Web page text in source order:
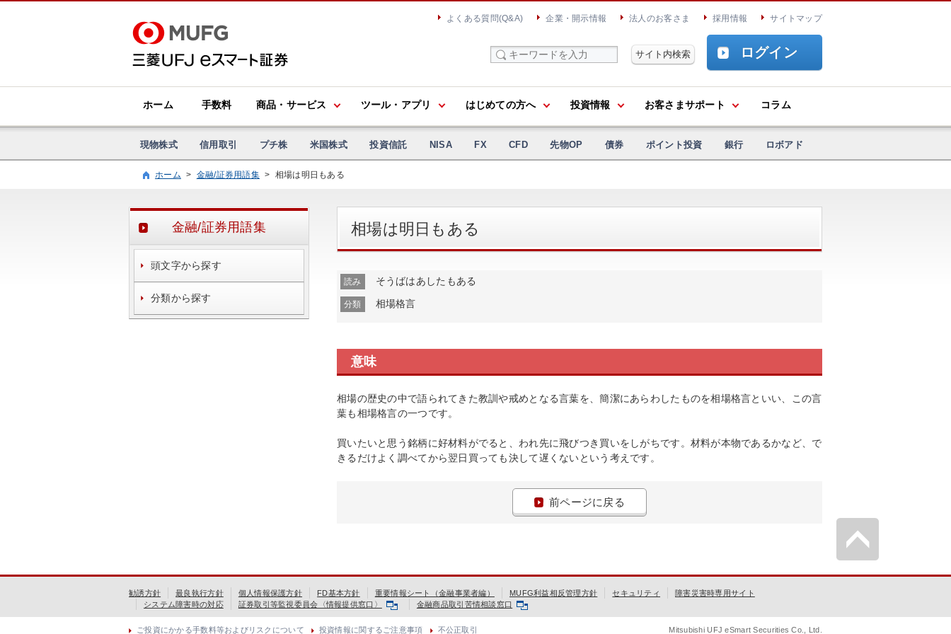
よくある質問(Q&A) 企業・開示情報 法人のお客さま 採用情報 サイトマップ
ログイン
ホーム 手数料 商品・サービス ツール・アプリ はじめての方へ 投資情報 お客さまサポート コラム
現物株式 信用取引 プチ株 米国株式 投資信託 NISA FX CFD 先物OP 債券 ポイント投資 銀行 ロボアド
ホーム > 金融/証券用語集 > 相場は明日もある
相場は明日もある
読み そうばはあしたもある
分類 相場格言
意味
相場の歴史の中で語られてきた教訓や戒めとなる言葉を、簡潔にあらわしたものを相場格言といい、この言
葉も相場格言の一つです。
買いたいと思う銘柄に好材料がでると、われ先に飛びつき買いをしがちです。材料が本物であるかなど、で
きるだけよく調べてから翌日買っても決して遅くないという考えです。
前ページに戻る
金融/証券用語集
頭文字から探す
分類から探す
勧誘方針 最良執行方針 個人情報保護方針 FD基本方針 重要情報シート（金融事業者編） MUFG利益相反管理方針 セキュリティ
障害災害時専用サイト
システム障害時の対応
証券取引等監視委員会〈情報提供窓口〉 金融商品取引苦情相談窓口
ご投資にかかる手数料等およびリスクについて 投資情報に関するご注意事項 不公正取引 Mitsubishi UFJ eSmart Securities Co., Ltd.